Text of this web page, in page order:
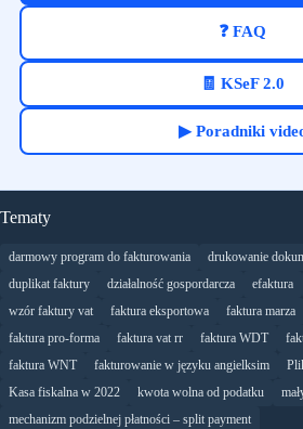
❓ FAQ
🧾 KSeF 2.0
▶ Poradniki
Tematy
darmowy program do fakturowania
drukowanie
duplikat faktury
działalność gospordarcza efaktura
wzór faktury vat
faktura eksportowa faktura marza
faktura pro-forma
faktura vat rr faktura WDT
faktura WNT
fakturowanie w języku angielksim
Kasa fiskalna w 2022
kwota wolna od podatku
mechanizm podzielnej płatności – split payment